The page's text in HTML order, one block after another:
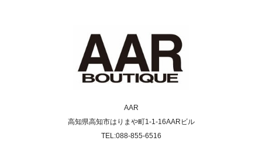
AAR
高知県高知市はりまや町1-1-16AARビル
TEL:088-855-6516